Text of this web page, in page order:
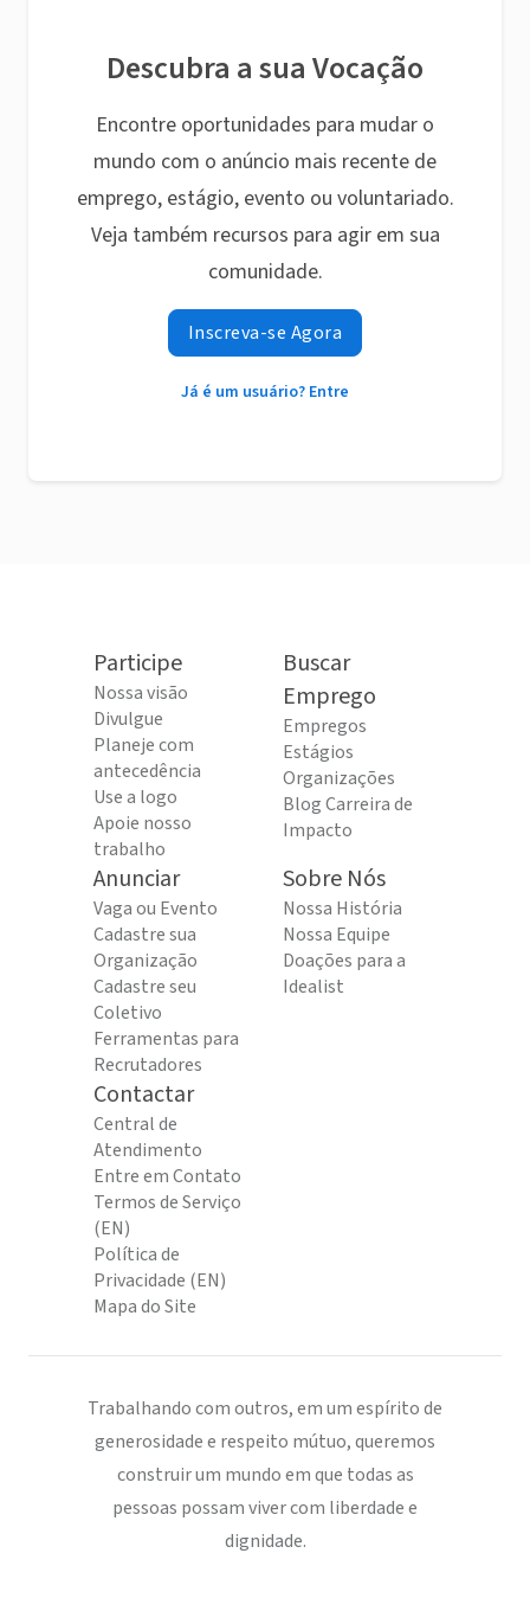
Descubra a sua Vocação
Encontre oportunidades para mudar o
mundo com o anúncio mais recente de
emprego, estágio, evento ou voluntariado.
Veja também recursos para agir em sua
comunidade.
Inscreva-se Agora
Já é um usuário? Entre
Participe
Nossa visão
Divulgue
Planeje com
antecedência
Use a logo
Apoie nosso
trabalho
Buscar
Emprego
Empregos
Estágios
Organizações
Blog Carreira de
Impacto
Anunciar
Vaga ou Evento
Cadastre sua
Organização
Cadastre seu
Coletivo
Ferramentas para
Recrutadores
Sobre Nós
Nossa História
Nossa Equipe
Doações para a
Idealist
Contactar
Central de
Atendimento
Entre em Contato
Termos de Serviço
(EN)
Política de
Privacidade (EN)
Mapa do Site
Trabalhando com outros, em um espírito de
generosidade e respeito mútuo, queremos
construir um mundo em que todas as
pessoas possam viver com liberdade e
dignidade.